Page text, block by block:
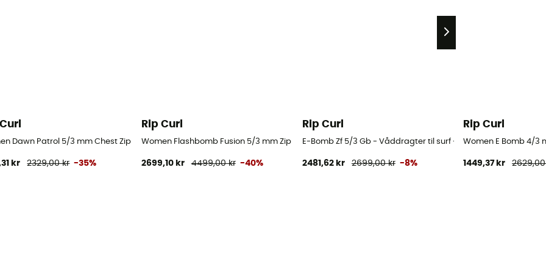
Våddragter til surf - Damer
Dawn Patrol 5/3 mm Chest Zip Wetsuit - Våddragter til surf - Damer
kr 2329,00 kr -35%
Rip Curl
Women Flashbomb Fusion 5/3 mm Zip Free Wetsuit - Våddragter til surf - Damer
2699,10 kr 4499,00 kr -40%
Rip Curl
E-Bomb Zf 5/3 Gb - Våddragter til surf - Damer
2481,62 kr 2699,00 kr -8%
Rip Curl
Women E Bomb 4/3
1449,37 kr